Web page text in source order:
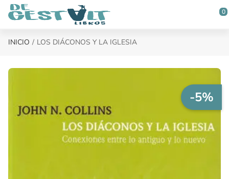
Saltar al contenido principal
0
INICIO LOS DIÁCONOS Y LA IGLESIA
-5%